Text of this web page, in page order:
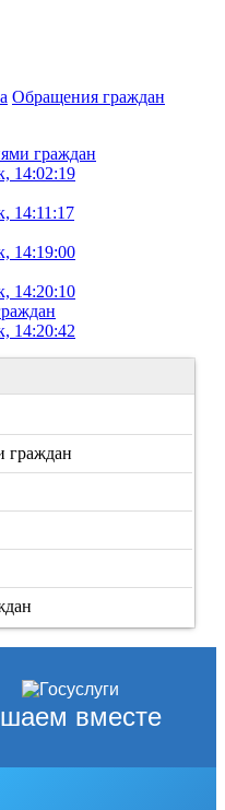
Обращения граждан
граждан
14:02:19
14:11:17
14:19:00
14:20:10
14:20:42
граждан
вместе